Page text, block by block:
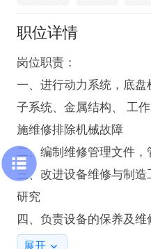
职位详情
岗位职责：
一、进行动力系统，底
子系统、金属结构、 工
施维修排除机械故障
二、编制维修管理文件
三、改进设备维修与制
研究
四、负责设备的保养及维
五、服从工作安排，完成
展开